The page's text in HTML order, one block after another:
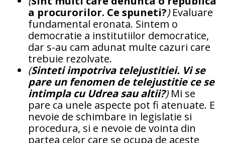
a procurorilor. Ce spuneti?)Evaluare
fundamental eronata. Sintem o
democratie a institutiilor democratice,
dar s-au cam adunat multe cazuri care
trebuie rezolvate.
(Sinteti impotriva telejustitiei. Vi se
pare un fenomen de telejustitie ce se
intimpla cu Udrea sau altii?)Mi se
pare ca unele aspecte pot fi atenuate. E
nevoie de schimbare in legislatie si
procedura, si e nevoie de vointa din
partea celor care se ocupa de aceste